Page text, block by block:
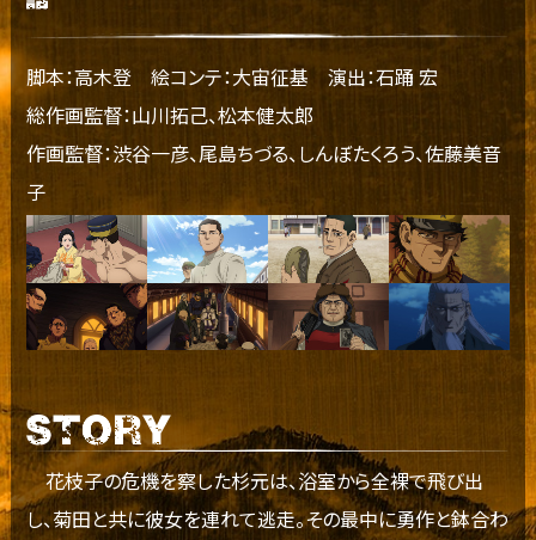
脚本：高木登絵コンテ：大宙征基演出：石踊 宏
総作画監督：山川拓己、松本健太郎
作画監督：渋谷一彦、尾島ちづる、しんぼたくろう、佐藤美音
子
花枝子の危機を察した杉元は、浴室から全裸で飛び出
し、菊田と共に彼女を連れて逃走。その最中に勇作と鉢合わ